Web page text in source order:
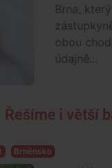
Brna,
obou
údajně...
i větší
Brněnsko